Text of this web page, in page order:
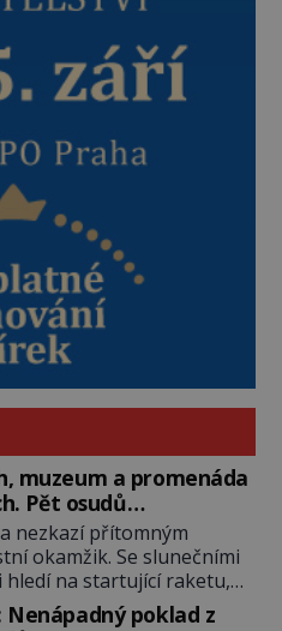
muzeum a promenáda
Pět osudů
raketoplánů
nezkazí přítomným
okamžik. Se slunečními
hledí na startující raketu,
do vesmíru vynést kromě
Nenápadný poklad z